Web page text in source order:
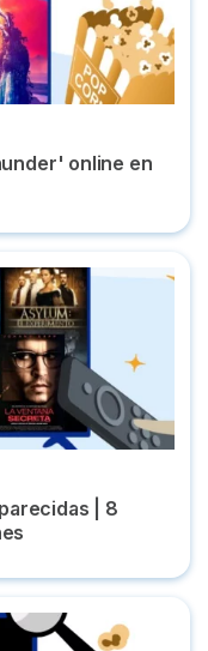
online en
recomendaciones
| 8
en español